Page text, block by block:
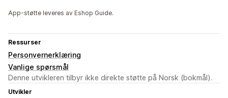
App-støtte leveres av Eshop Guide.
Ressurser
Personvernerklæring
Vanlige spørsmål
Denne utvikleren tilbyr ikke direkte støtte på Norsk (bokmål).
Utvikler